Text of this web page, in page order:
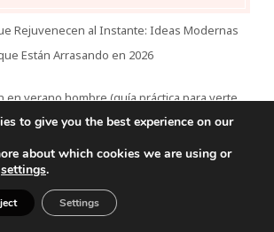
Rejuvenecen al Instante: Ideas Modernas
Están Arrasando en 2026
en verano hombre (guía práctica para verte
fresco y con estilo)
Verano para Hombres (Sin Pasar Calor y
Viéndose Bien)
to give you the best experience on our
about which cookies we are using or
settings.
Settings